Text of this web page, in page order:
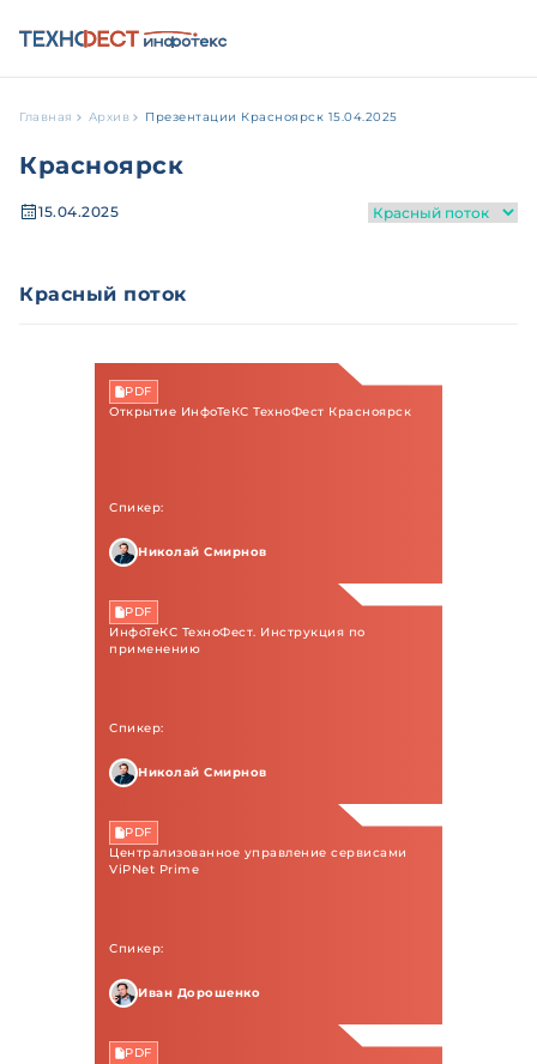
Главная Архив Презентации Красноярск 15.04.2025
Красноярск
15.04.2025
Красный поток
PDF
Открытие ИнфоТеКС ТехноФест Красноярск
Спикер:
Николай Смирнов
PDF
ИнфоТеКС ТехноФест. Инструкция по
применению
Спикер:
Николай Смирнов
PDF
Централизованное управление сервисами
ViPNet Prime
Спикер:
Иван Дорошенко
PDF